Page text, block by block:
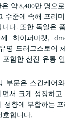
약 8,400만 명으
수준에 속해 프리
다. 또한 독일은
하이퍼마켓,
명 드러그스토어
함한 선진 유통
부문은 스킨케어
서 크게 성장하고
성향에 부합하는
호합니다.